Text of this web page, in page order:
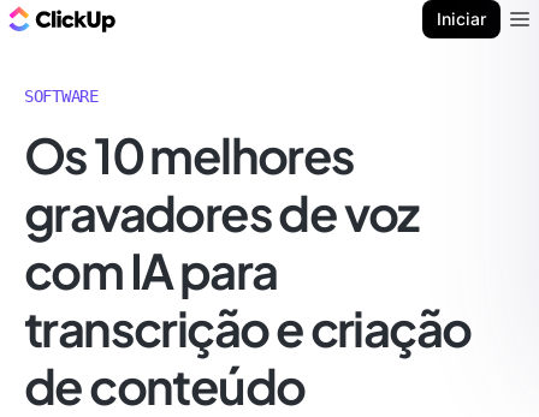
Iniciar
SOFTWARE
Os 10 melhores
gravadores de voz
com IA para
transcrição e criação
de conteúdo